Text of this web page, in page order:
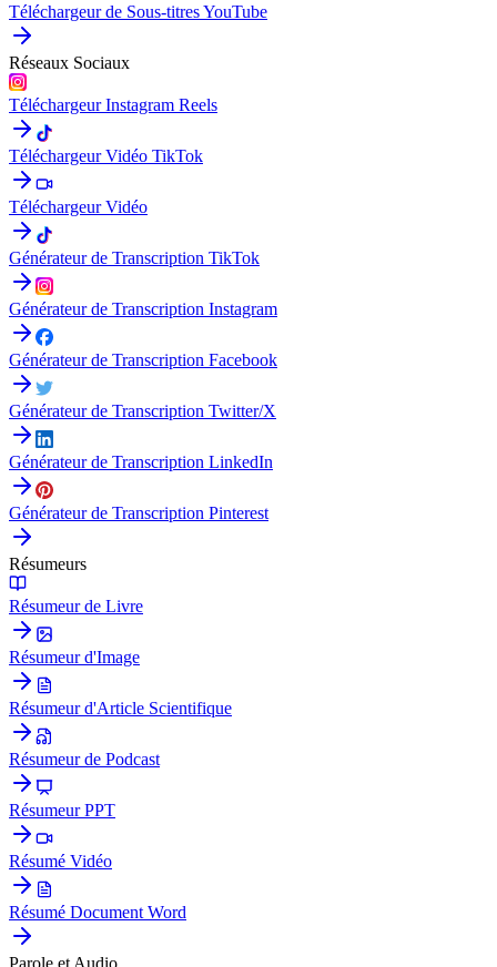
Téléchargeur de Sous-titres YouTube
Réseaux Sociaux
Téléchargeur Instagram Reels
Téléchargeur Vidéo TikTok
Téléchargeur Vidéo
Générateur de Transcription TikTok
Générateur de Transcription Instagram
Générateur de Transcription Facebook
Générateur de Transcription Twitter/X
Générateur de Transcription LinkedIn
Générateur de Transcription Pinterest
Résumeurs
Résumeur de Livre
Résumeur d'Image
Résumeur d'Article Scientifique
Résumeur de Podcast
Résumeur PPT
Résumé Vidéo
Résumé Document Word
Parole et Audio